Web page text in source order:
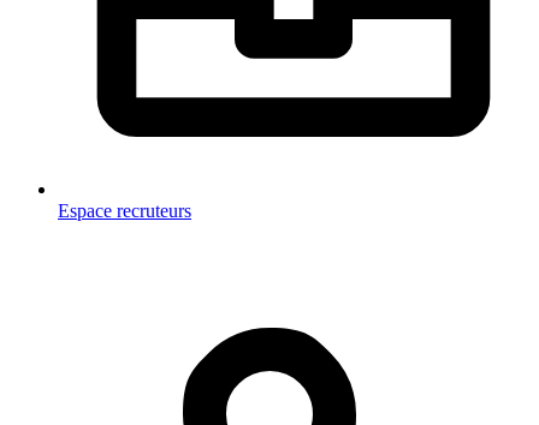
Espace recruteurs